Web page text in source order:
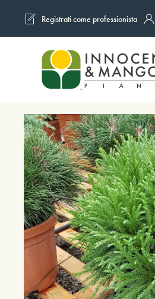
Skip to main content
Registrati come professionista